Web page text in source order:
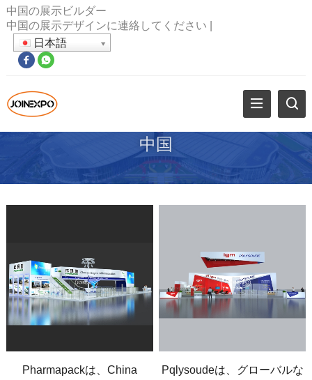
中国の展示ビルダー
中国の展示デザインに連絡してください
日本語
中国
Pharmapackは、China
Pqlysoudeは、グローバルな